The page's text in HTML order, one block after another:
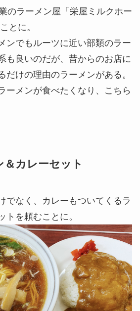
のラーメン屋「栄屋ミルクホー
とに。
ンでもルーツに近い部類のラー
も良いのだが、昔からのお店に
だけの理由のラーメンがある。
ーメンが食べたくなり、こちら
カレーセット
でなく、カレーもついてくるラ
トを頼むことに。